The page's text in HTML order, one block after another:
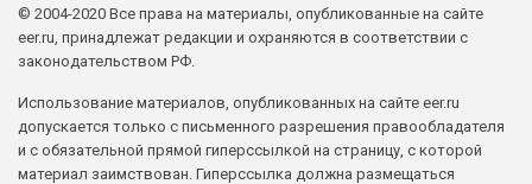
© 2004-2020 Все права на материалы, опубликованные на сайте
eer.ru, принадлежат редакции и охраняются в соответствии с
законодательством РФ.
Использование материалов, опубликованных на сайте eer.ru
допускается только с письменного разрешения правообладателя
и с обязательной прямой гиперссылкой на страницу, с которой
материал заимствован. Гиперссылка должна размещаться